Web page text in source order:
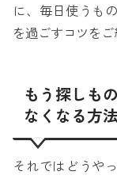
に、毎日使うも
を過ごすコツをご
もう探しも
なくなる方
それではどうや